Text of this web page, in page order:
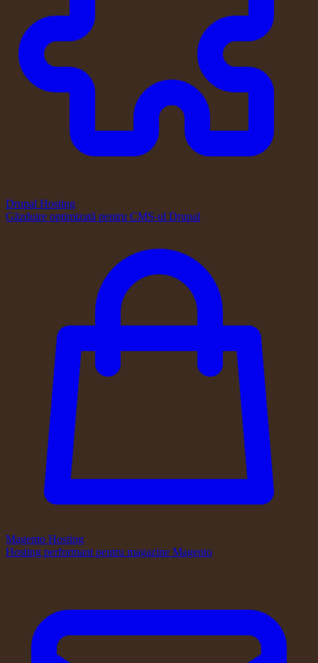
Drupal Hosting
Găzduire optimizată pentru CMS-ul Drupal
Magento Hosting
Hosting performant pentru magazine Magento